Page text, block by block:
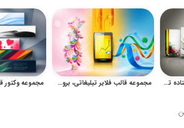
مجموعه وکتور قالب بنر ایستاده تبلیغاتی و رول آپ مجموعه قالب فلایر تبلیغاتی، بروشور شرکتی و پوستر آماده